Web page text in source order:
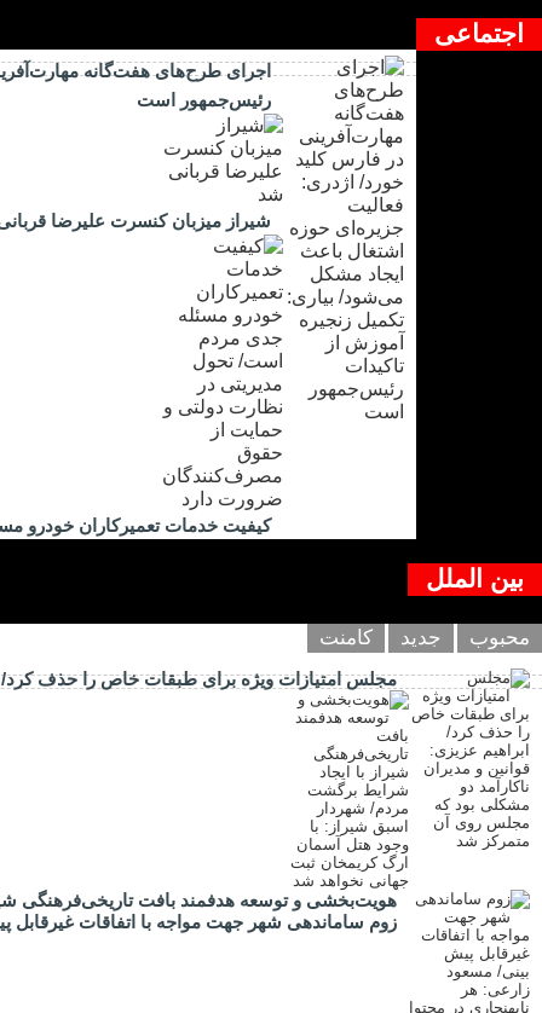
اجتماعی
اجرای طرح‌های هفت‌گانه
رئیس‌جمهور است
شیراز میزبان کنسرت علیرضا
کیفیت خدمات تعمیرکاران خودرو
بین الملل
محبوب جدید کامنت
مجلس امتیازات ویژه برای طبقات خاص را حذف کرد/
هویت‌بخشی و توسعه هدفمند بافت تاریخی‌فرهنگی
زوم ساماندهی شهر جهت مواجه با اتفاقات غیرقابل